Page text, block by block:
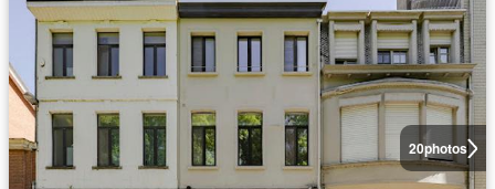
20photos